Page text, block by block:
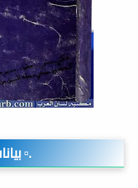
.▫️